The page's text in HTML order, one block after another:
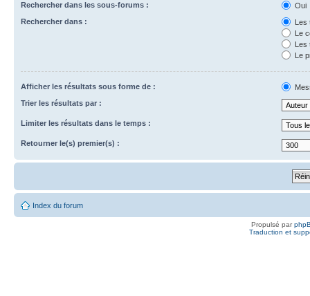
Rechercher dans les sous-forums :
Oui
Rechercher dans :
Les
Le
Les
Le
Afficher les résultats sous forme de :
Trier les résultats par :
Limiter les résultats dans le temps :
Retourner le(s) premier(s) :
Index du forum
Propulsé par
Traduction et